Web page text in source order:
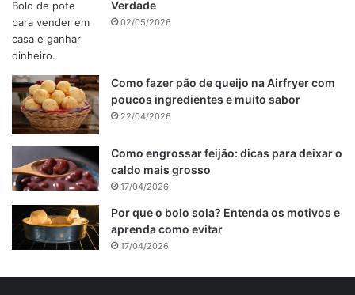
Verdade
02/05/2026
Como fazer pão de queijo na Airfryer com
poucos ingredientes e muito sabor
22/04/2026
Como engrossar feijão: dicas para deixar o
caldo mais grosso
17/04/2026
Por que o bolo sola? Entenda os motivos e
aprenda como evitar
17/04/2026